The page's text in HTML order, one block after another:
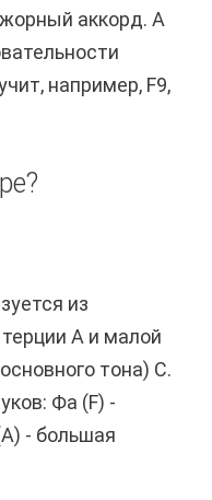
аккорд. А
например, F9,
из
A и малой
тона) C.
Фа (F) -
- большая